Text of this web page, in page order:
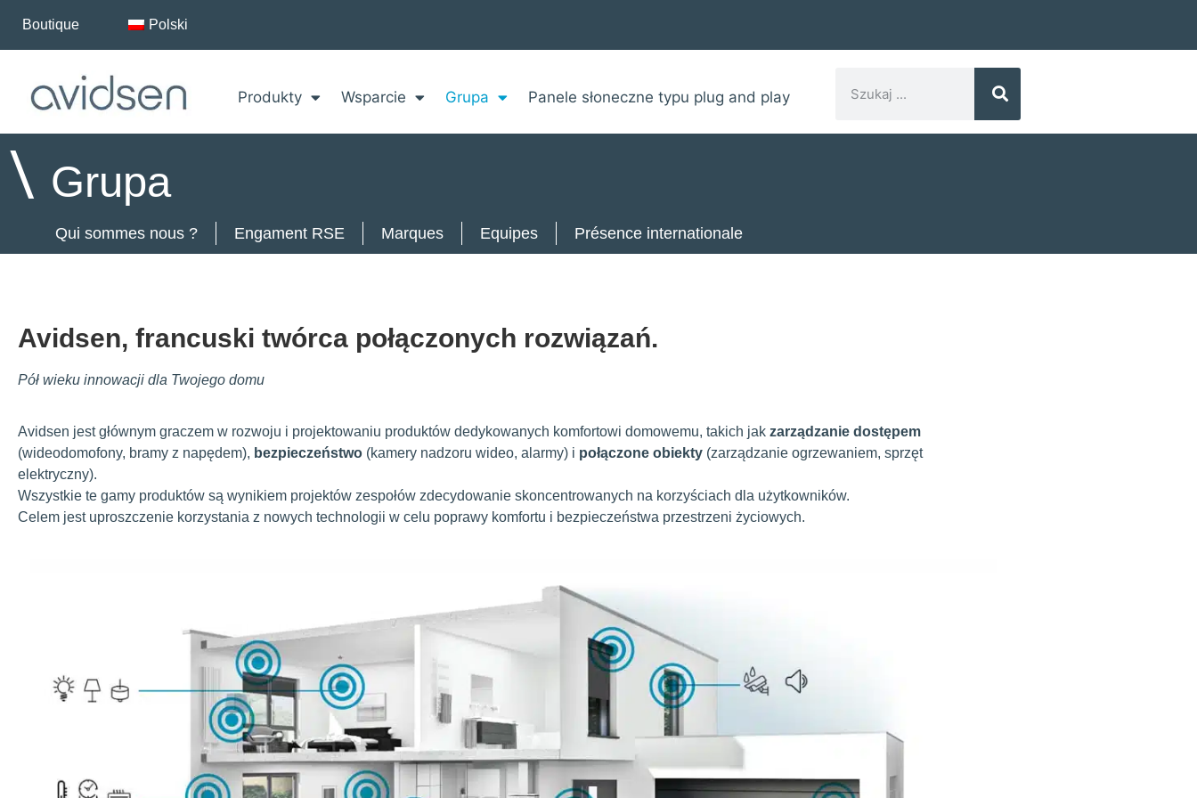
Boutique Polski
Produkty Wsparcie Grupa Panele słoneczne typu plug and play
\ Grupa
Qui sommes nous ? Engament RSE Marques Equipes Présence internationale
Avidsen, francuski twórca połączonych rozwiązań.
Pół wieku innowacji dla Twojego domu
Avidsen jest głównym graczem w rozwoju i projektowaniu produktów dedykowanych komfortowi domowemu, takich jak zarządzanie dostępem
(wideodomofony, bramy z napędem), bezpieczeństwo (kamery nadzoru wideo, alarmy) i połączone obiekty (zarządzanie ogrzewaniem, sprzęt
elektryczny).
Wszystkie te gamy produktów są wynikiem projektów zespołów zdecydowanie skoncentrowanych na korzyściach dla użytkowników.
Celem jest uproszczenie korzystania z nowych technologii w celu poprawy komfortu i bezpieczeństwa przestrzeni życiowych.